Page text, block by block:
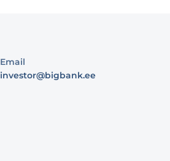
Email
investor@bigbank.ee